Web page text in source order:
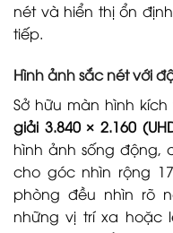
nét và hiển thị ổn
tiếp.
Hình ảnh sắc nét với
Sở hữu màn hình
giải 3.840 × 2.160
hình ảnh sống động,
cho góc nhìn rộng
phòng đều nhìn rõ
những vị trí xa hoặc